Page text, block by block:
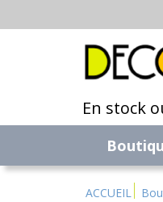
En stock
ACCUEIL